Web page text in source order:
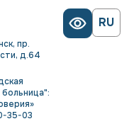
RU
пр.
д.64
больница":
35-03